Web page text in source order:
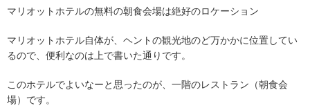
マリオットホテルの無料の朝食会場は絶好のロケーション
マリオットホテル自体が、ヘントの観光地のど万かかに位置してい
るので、便利なのは上で書いた通りです。
このホテルでよいなーと思ったのが、一階のレストラン（朝食会
場）です。